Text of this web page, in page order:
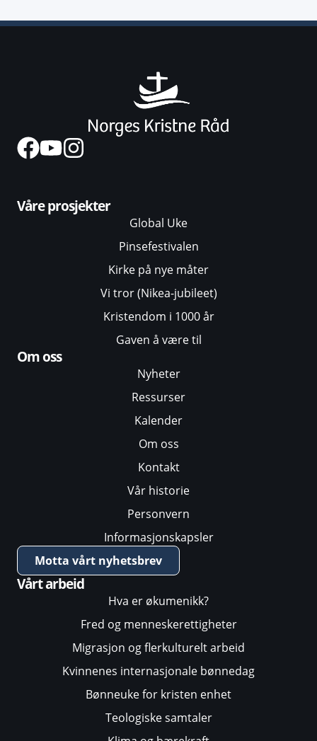
Våre prosjekter
Global Uke
Pinsefestivalen
Kirke på nye måter
Vi tror (Nikea-jubileet)
Kristendom i 1000 år
Gaven å være til
Om oss
Nyheter
Ressurser
Kalender
Om oss
Kontakt
Vår historie
Personvern
Informasjonskapsler
Motta vårt nyhetsbrev
Vårt arbeid
Hva er økumenikk?
Fred og menneskerettigheter
Migrasjon og flerkulturelt arbeid
Kvinnenes internasjonale bønnedag
Bønneuke for kristen enhet
Teologiske samtaler